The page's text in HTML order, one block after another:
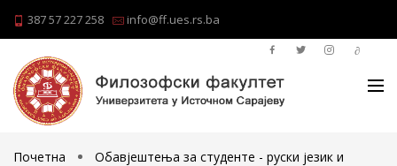
387 57 227 258 info@ff.ues.rs.ba
Почетна
Обавјештења за студенте - руски језик и